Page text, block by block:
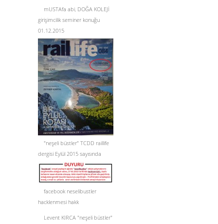
mUSTAfa abi, DOĞA KOLEJİ
girişimcilik seminer konuğu
01.12.2015
"neşeli büstler" TCDD raillife
dergisi Eylül 2015 sayısında
facebook neselibustler
hacklenmesi hakk
Levent KIRCA "neşeli büstler"